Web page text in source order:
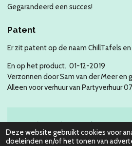
Deze website gebruikt cookies voor
doeleinden en/of het tonen van
Gegarandeerd een succes!
Patent
Er zit patent op de naam ChillTafels
En op het product. 01-12-2019
Verzonnen door Sam van der Meer en
Alleen voor verhuur van Partyverhuur
© 2016 - 2026 Partyverhuur 070